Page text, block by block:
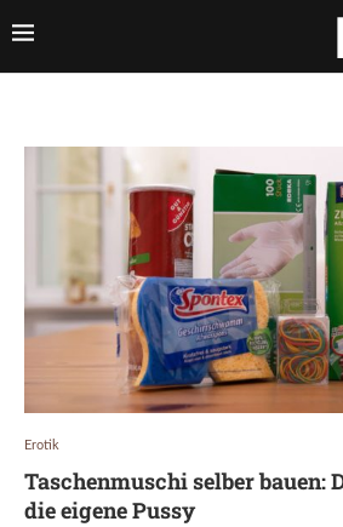
Erotik
Taschenmuschi selber bauen:
die eigene Pussy